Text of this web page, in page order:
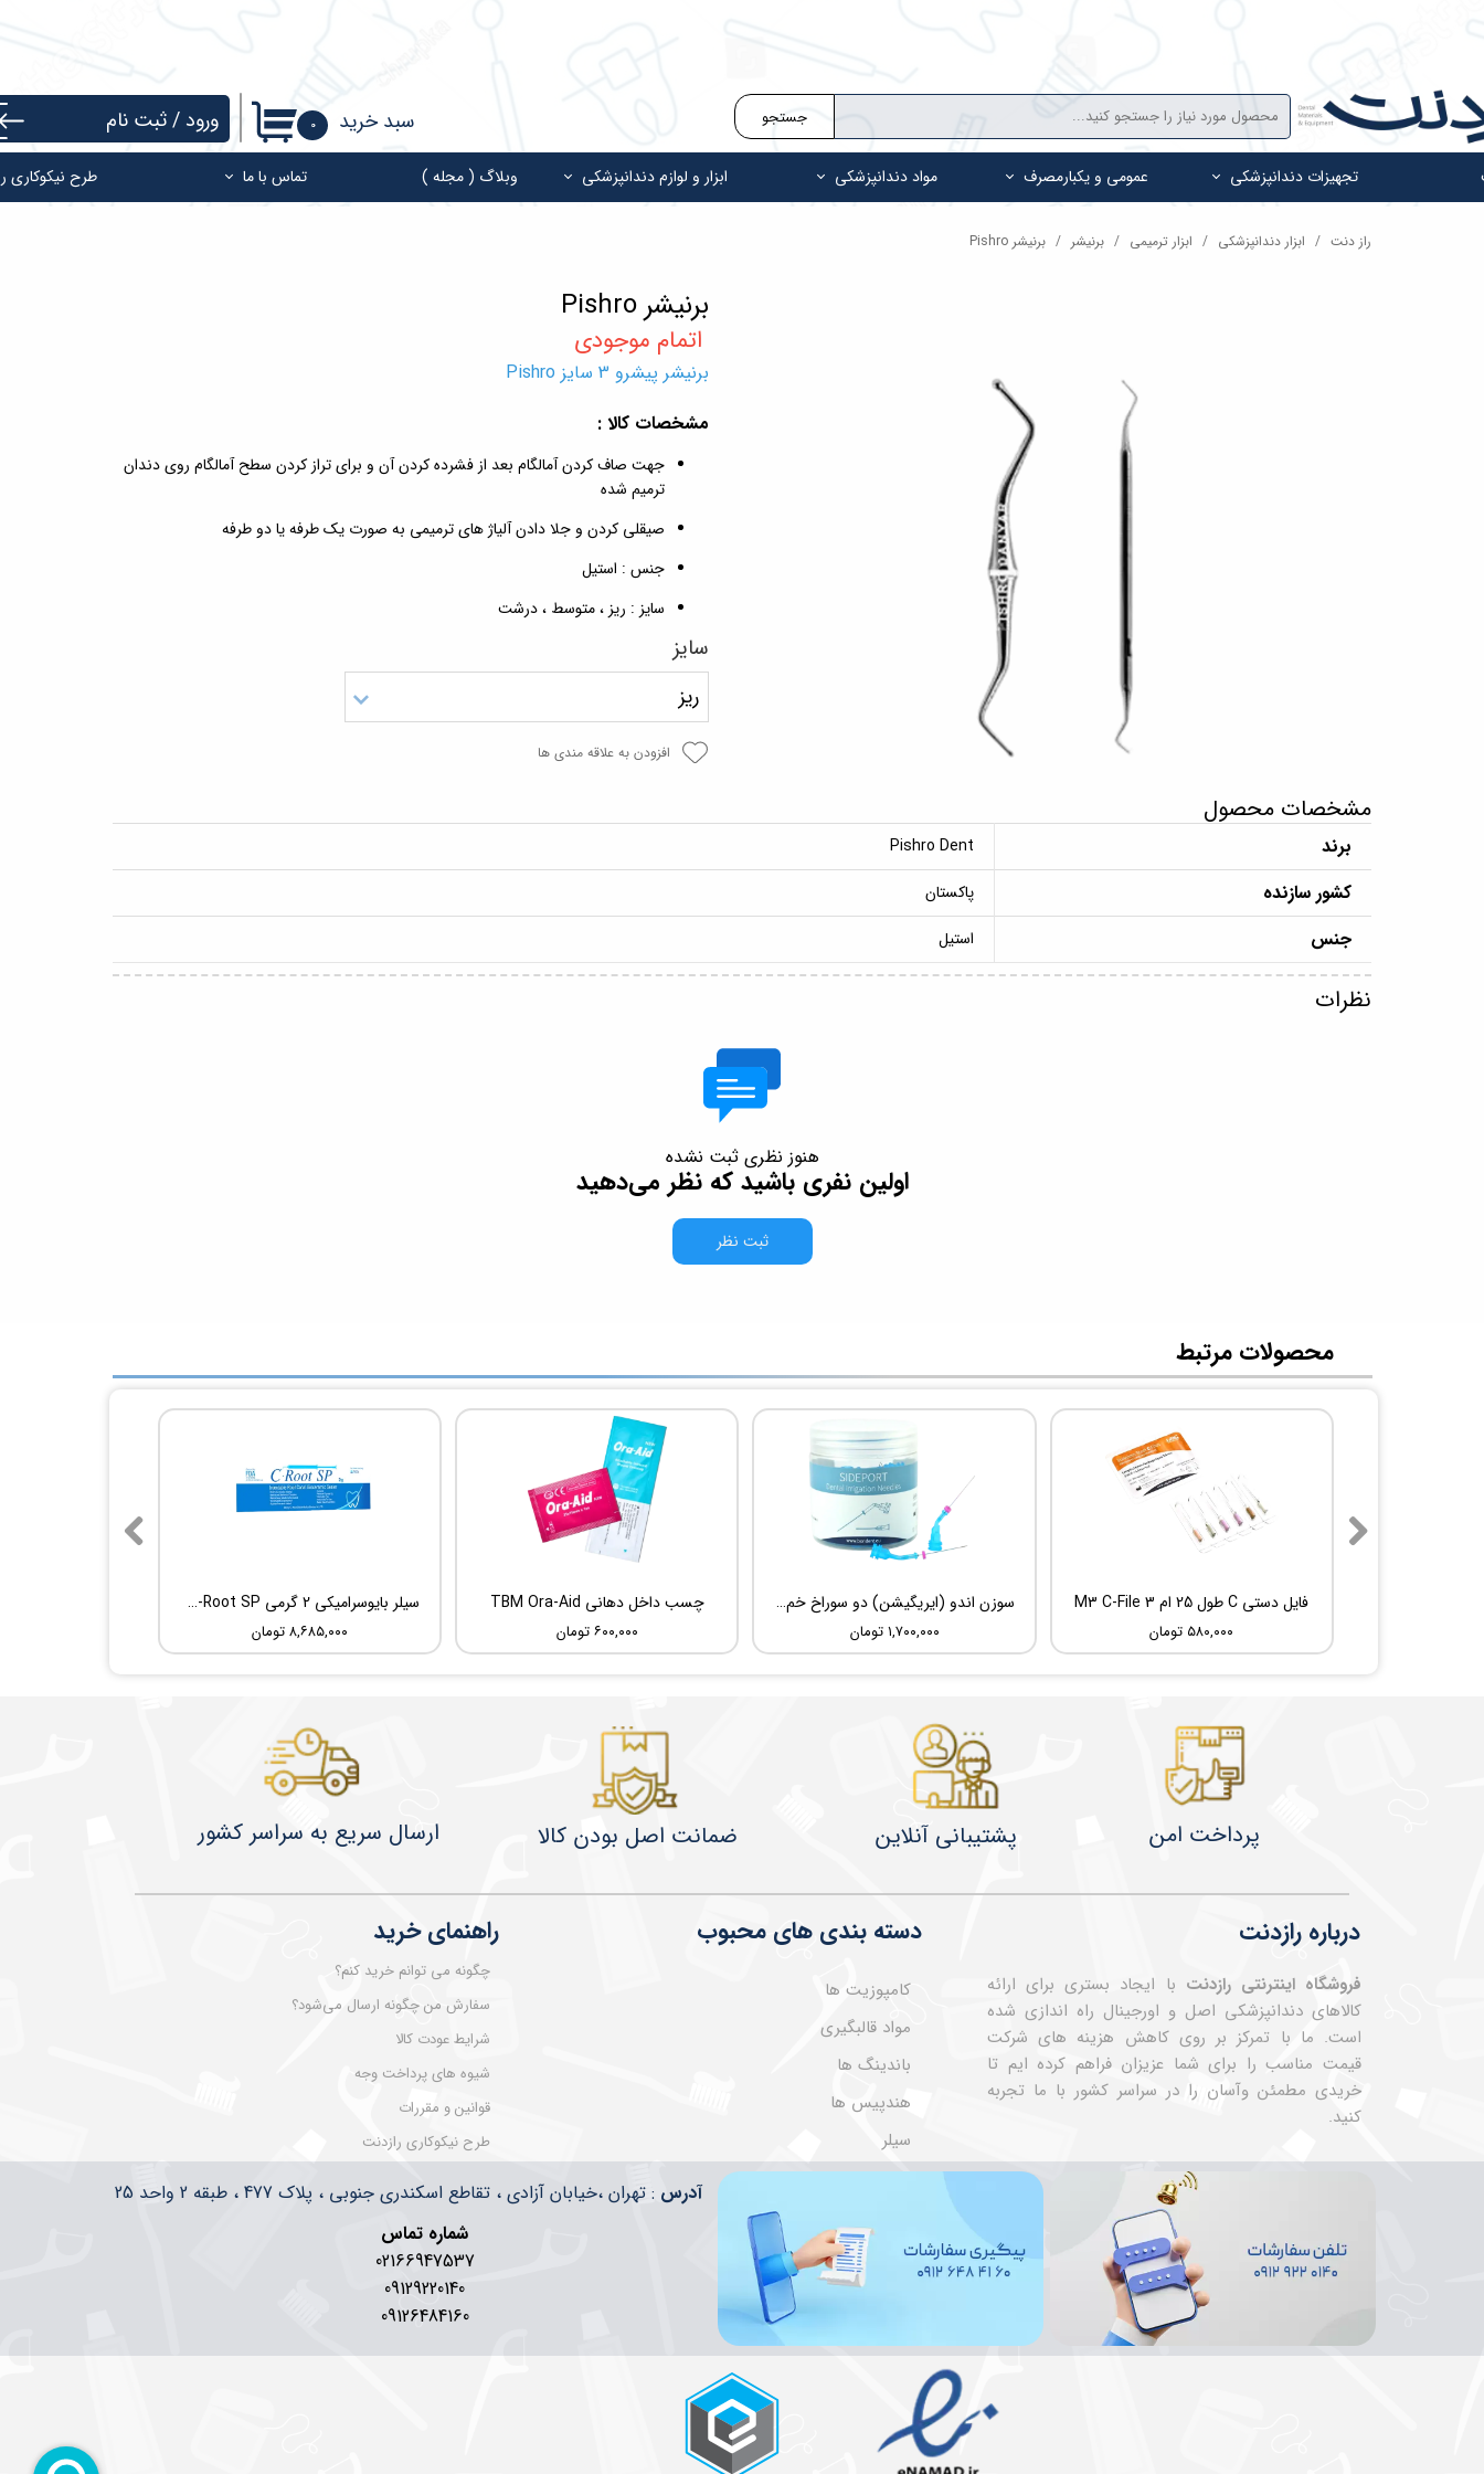
جستجو
تجهیزات دندانپزشکی عمومی و یکبارمصرف مواد دندانپزشکی ابزار و لوازم دندانپزشکی وبلاگ ( مجله ) تماس با ما طرح نیکوکاری
۰ سبد خرید ورود /ثبت نام
حساب کاربری من
تغییر گذر واژه
راز دنت ابزار دندانپزشکی ابزار ترمیمی برنیشر برنیشر Pishro
برنیشر Pishro
برنیشر پیشرو 3 سایز Pishro
مشخصات کالا :
جهت صاف کردن آمالگام بعد از فشرده کردن آن و برای تراز کردن سطح آمالگام روی دندان
ترمیم شده
صیقلی کردن و جلا دادن آلیاژ های ترمیمی به صورت یک طرفه یا دو طرفه
جنس : استیل
سایز : ریز ، متوسط ، درشت
سایز
ریز
افزودن به علاقه مندی ها
مشخصات محصول
برند Pishro Dent
کشور سازنده پاکستان
جنس استیل
نظرات
هنوز نظری ثبت نشده
اولین نفری باشید که نظر می‌دهید
ثبت نظر
سیلر بایوسرامیکی 2 گرمی Root Dental Medical C-Root SP
۸,۶۸۵,۰۰۰ تومان
چسب داخل دهانی TBM Ora-Aid
۶۰۰,۰۰۰ تومان
سوزن اندو (ایریگیشن) دو سوراخ خم شونده UDG Sideport
۱,۷۰۰,۰۰۰ تومان
فایل دستی C طول 25 ام 3 M3 C-File
۵۸۰,۰۰۰ تومان
​محصولات مرتبط
درباره رازدنت
فروشگاه اینترنتی رازدنت با ایجاد بستری برای ارائه
کالاهای دندانپزشکی اصل و اورجینال راه اندازی شده
است. ما با تمرکز بر روی کاهش هزینه های شرکت
قیمت مناسب را برای شما عزیزان فراهم کرده ایم تا
خریدی مطمئن وآسان را در سراسر کشور با ما تجربه
کنید.
راهنمای خرید
چگونه می توانم خرید کنم؟
سفارش من چگونه ارسال می‌شود؟
شرایط عودت کالا
شیوه های پرداخت وجه
قوانین و مقررات
طرح نیکوکاری رازدنت
دسته بندی های محبوب
کامپوزیت ها
مواد قالبگیری
باندینگ ها
هندپیس ها
سیلر
​​آدرس : تهران ،خیابان آزادی ، تقاطع اسکندری جنوبی ، پلاک 477 ، طبقه 2 واحد 25
شماره تماس
02166947537
09129220140
09126484160
​​​​ارسال سریع به سراسر کشور ضمانت اصل بودن کالا پشتیبانی آنلاین پرداخت امن